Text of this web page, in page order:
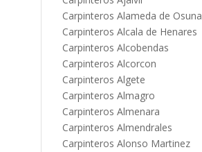
Carpinteros Alameda de Osuna
Carpinteros Alcala de Henares
Carpinteros Alcobendas
Carpinteros Alcorcon
Carpinteros Algete
Carpinteros Almagro
Carpinteros Almenara
Carpinteros Almendrales
Carpinteros Alonso Martinez